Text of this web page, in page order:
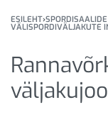
ESILEHT›
VÄLISPORDIVÄLJAKUTE